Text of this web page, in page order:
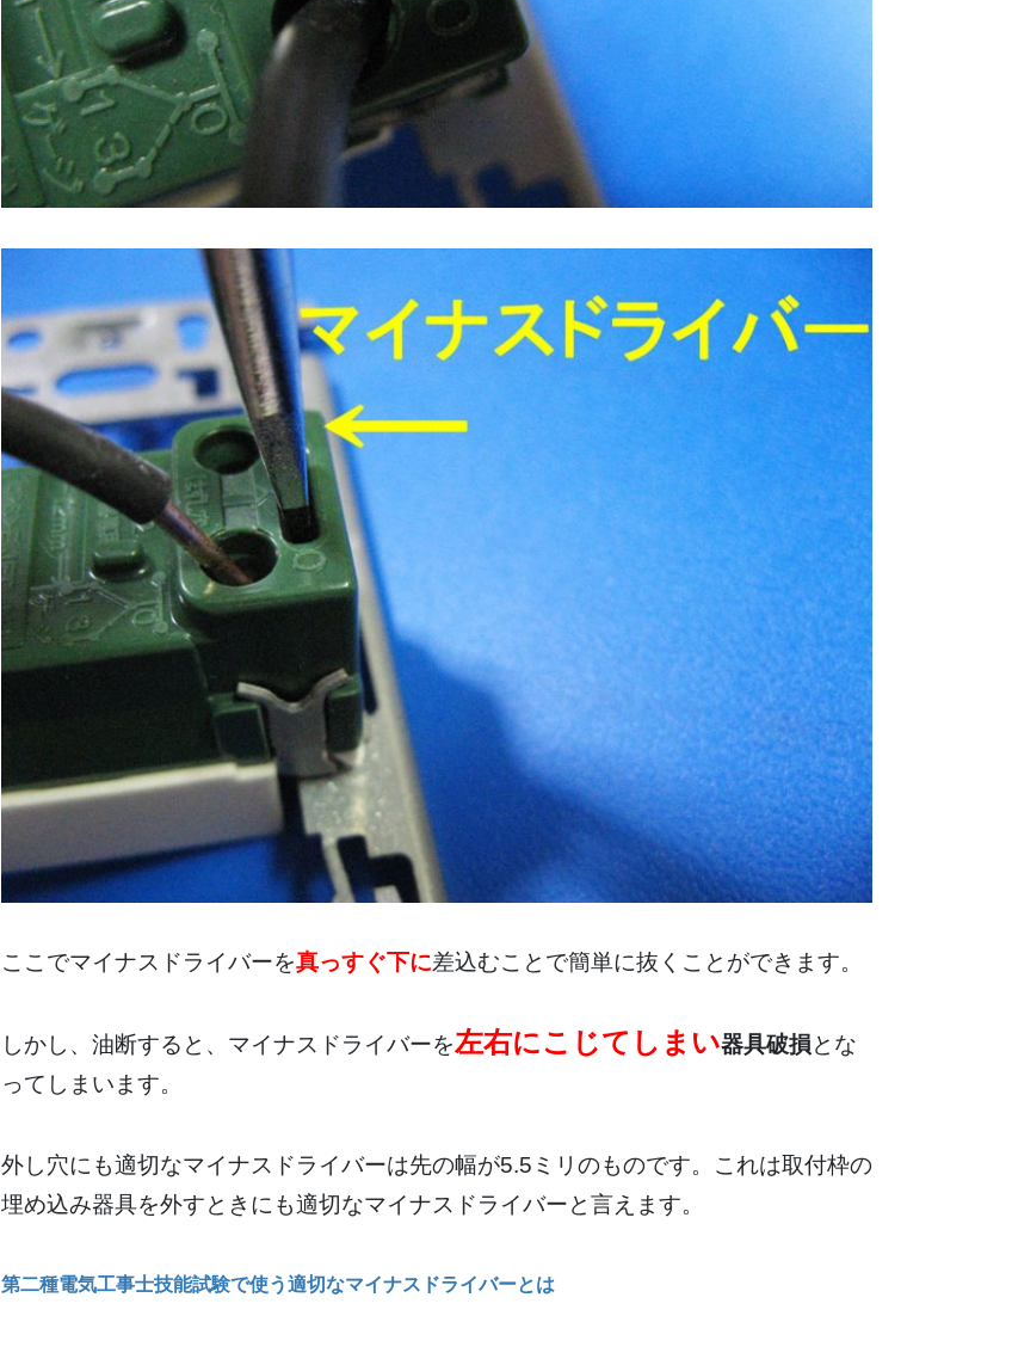
ここでマイナスドライバーを真っすぐ下に差込むことで簡単に抜くことができます。
しかし、油断すると、マイナスドライバーを左右にこじてしまい器具破損とな
ってしまいます。
外し穴にも適切なマイナスドライバーは先の幅が5.5ミリのものです。これは取付枠の
埋め込み器具を外すときにも適切なマイナスドライバーと言えます。
第二種電気工事士技能試験で使う適切なマイナスドライバーとは